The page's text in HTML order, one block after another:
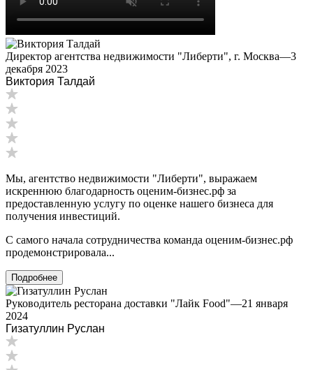
Директор агентства недвижимости "Либерти", г. Москва—3
декабря 2023
Виктория Талдай
Мы, агентство недвижимости "Либерти", выражаем
искреннюю благодарность оценим-бизнес.рф за
предоставленную услугу по оценке нашего бизнеса для
получения инвестиций.
С самого начала сотрудничества команда оценим-бизнес.рф
продемонстрировала...
Подробнее
Руководитель ресторана доставки "Лайк Food"—21 января
2024
Гизатуллин Руслан
Звенигород
Зеленоград
Зеленодольск
Зея
Златоуст
Иваново
Ивантеевка
Ижевск
Ипатово
Ирбит
Иркутск
Искитим
Истра
Ишимбай
Йошкар-Ола
Казань
Калининград
Калуга
Камбарка